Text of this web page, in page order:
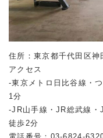
住所：東京都千代田区
アクセス
-東京メトロ日比谷線・
1分
-JR山手線・JR総武線・
徒歩2分